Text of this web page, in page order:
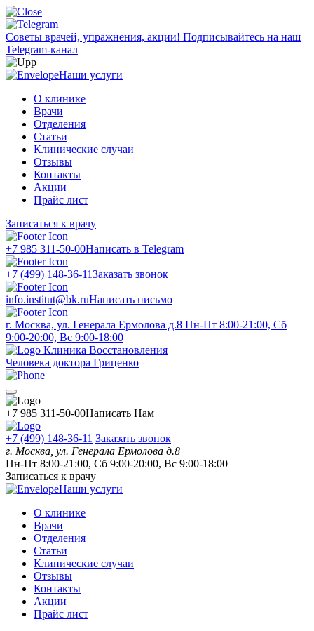
Советы врачей, упражнения, акции! Подписывайтесь на наш
Telegram-канал
Наши услуги
О клинике
Врачи
Отделения
Статьи
Клинические случаи
Отзывы
Контакты
Акции
Прайс лист
Записаться к врачу
+7 985 311-50-00Написать в Telegram
+7 (499) 148-36-11Заказать звонок
info.institut@bk.ruНаписать письмо
г. Москва, ул. Генерала Ермолова д.8 Пн-Пт 8:00-21:00, Сб
9:00-20:00, Вс 9:00-18:00
Клиника Восстановления
Человека доктора Гриценко
+7 985 311-50-00Написать Нам
+7 (499) 148-36-11 Заказать звонок
г. Москва, ул. Генерала Ермолова д.8
Пн-Пт 8:00-21:00, Сб 9:00-20:00, Вс 9:00-18:00
Записаться к врачу
Наши услуги
О клинике
Врачи
Отделения
Статьи
Клинические случаи
Отзывы
Контакты
Акции
Прайс лист